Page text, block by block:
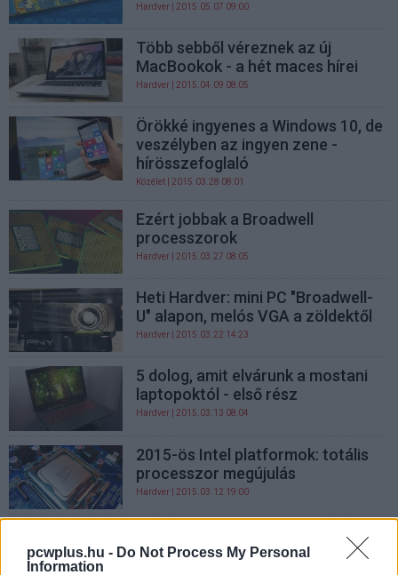
pcwplus.hu - Do Not Process My Personal
Information
Hardver | 2015.05.07 09:00
Több sebből véreznek az új
MacBookok - a hét maces hírei
Hardver | 2015.04.09 08:05
Örökké ingyenes a Windows 10, de
veszélyben az ingyen zene -
hírösszefoglaló
Közélet | 2015.03.28 08:01
Ezért jobbak a Broadwell
processzorok
Hardver | 2015.03.27 08:05
Heti Hardver: mini PC "Broadwell-
U" alapon, melós VGA a zöldektől
Hardver | 2015.03.22 14:23
5 dolog, amit elvárunk a mostani
laptopoktól - első rész
Hardver | 2015.03.13 08:04
2015-ös Intel platformok: totális
processzor megújulás
Hardver | 2015.03.12 19:00
Támadnak a MacBookok - a hét
laptopjai